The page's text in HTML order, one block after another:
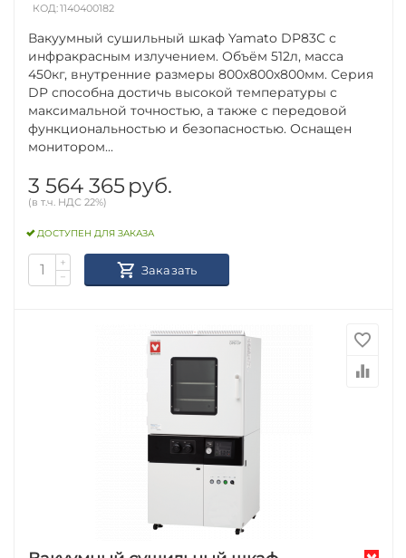
КОД:1140400182
Вакуумный сушильный шкаф Yamato DP83С с
инфракрасным излучением. Объём 512л, масса
450кг, внутренние размеры 800х800х800мм. Серия
DP способна достичь высокой температуры с
максимальной точностью, а также с передовой
функциональностью и безопасностью. Оснащен
монитором...
3 564 365 руб.
(в т.ч. НДС 22%)
ДОСТУПЕН ДЛЯ ЗАКАЗА
+
−
Заказать